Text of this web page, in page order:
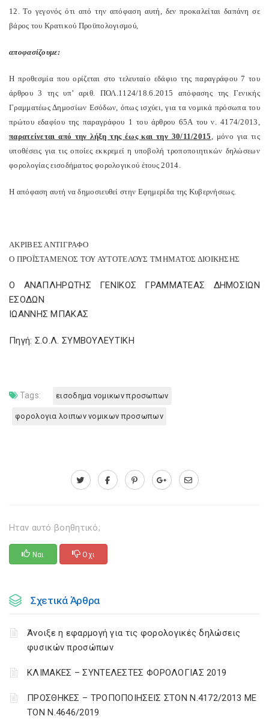
12. Το γεγονός ότι από την απόφαση αυτή, δεν προκαλείται δαπάνη σε
βάρος του Κρατικού Προϋπολογισμού,
αποφασίζουμε:
Η προθεσμία που ορίζεται στο τελευταίο εδάφιο της παραγράφου 7 του
άρθρου 3 της υπ’ αριθ. ΠΟΛ.1124/18.6.2015 απόφασης της Γενικής
Γραμματέως Δημοσίων Εσόδων, όπως ισχύει, για τα νομικά πρόσωπα του
πρώτου εδαφίου της παραγράφου 1 του άρθρου 65Α του ν. 4174/2013,
παρατείνεται από την λήξη της έως και την 30/11/2015, μόνο για τις
υποθέσεις για τις οποίες εκκρεμεί η υποβολή τροποποιητικών δηλώσεων
φορολογίας εισοδήματος φορολογικού έτους 2014.
Η απόφαση αυτή να δημοσιευθεί στην Εφημερίδα της Κυβερνήσεως.
ΑΚΡΙΒΕΣ ΑΝΤΙΓΡΑΦΟ
Ο ΠΡΟΪΣΤΑΜΕΝΟΣ ΤΟΥ ΑΥΤΟΤΕΛΟΥΣ ΤΜΗΜΑΤΟΣ ΔΙΟΙΚΗΣΗΣ
Ο ΑΝΑΠΛΗΡΩΤΗΣ ΓΕΝΙΚΟΣ ΓΡΑΜΜΑΤΕΑΣ ΔΗΜΟΣΙΩΝ
ΕΣΟΔΩΝ
ΙΩΑΝΝΗΣ ΜΠΑΚΑΣ
Πηγή: Σ.Ο.Λ. ΣΥΜΒΟΥΛΕΥΤΙΚΗ
Tags: εισοδημα νομικων προσωπων
φορολογια λοιπων νομικων προσωπων
Ηταν αυτό βοηθητικό;
Ναι Οχι
Σχετικά Άρθρα
Άνοιξε η εφαρμογή για τις φορολογικές δηλώσεις
φυσικών προσώπων
ΚΛΙΜΑΚΕΣ – ΣΥΝΤΕΛΕΣΤΕΣ ΦΟΡΟΛΟΓΙΑΣ 2019
ΠΡΟΣΘΗΚΕΣ – ΤΡΟΠΟΠΟΙΗΣΕΙΣ ΣΤΟΝ Ν.4172/2013 ΜΕ
ΤΟΝ Ν.4646/2019